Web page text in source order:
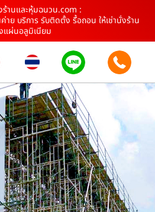
านและหุ้มฉนวน.com :
ย บริการ รับติดตั้ง รื้อถอน ให้เช่านั่งร้าน
แผ่นอลูมิเนียม